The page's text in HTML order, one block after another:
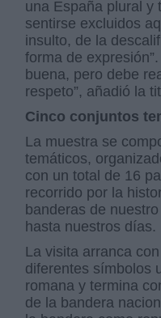
una España plural y
sentirse excluidos
insulto, de la
forma de
buena, pero debe
respeto”, añadió la
Cinco conjuntos
La muestra se
temáticos,
con un total de 16
recorrido por la
banderas de
hasta nuestros días.
La visita arranca
diferentes símbolos
romana y termina
de la bandera